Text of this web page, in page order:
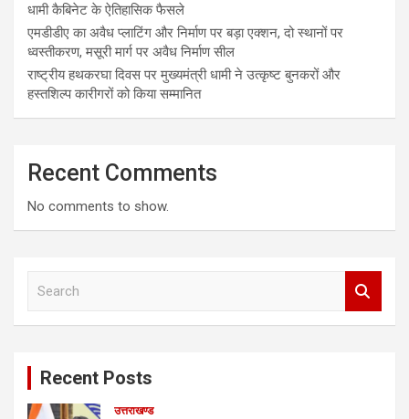
धामी कैबिनेट के ऐतिहासिक फैसले
एमडीडीए का अवैध प्लाटिंग और निर्माण पर बड़ा एक्शन, दो स्थानों पर
ध्वस्तीकरण, मसूरी मार्ग पर अवैध निर्माण सील
राष्ट्रीय हथकरघा दिवस पर मुख्यमंत्री धामी ने उत्कृष्ट बुनकरों और
हस्तशिल्प कारीगरों को किया सम्मानित
Recent Comments
No comments to show.
Recent Posts
उत्तराखण्ड